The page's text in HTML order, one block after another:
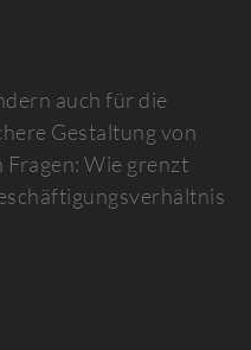
auch für die
Gestaltung von
Wie grenzt